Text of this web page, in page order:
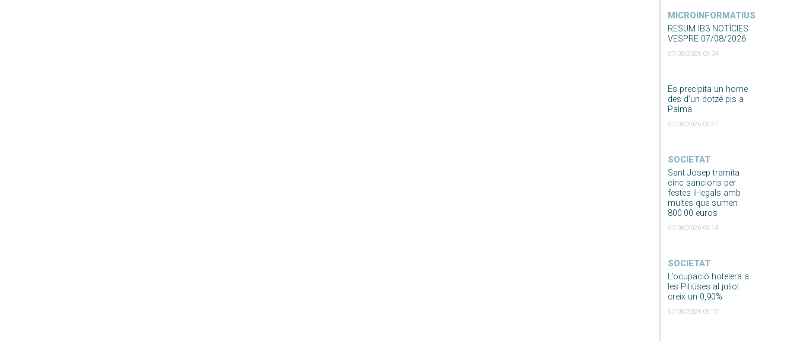
MICROINFORMATIUS
RESUM IB3 NOTÍCIES
VESPRE 07/08/2026
07/08/2026 09:34
Es precipita un home
des d’un dotzè pis a
Palma
07/08/2026 09:27
SOCIETAT
Sant Josep tramita
cinc sancions per
festes il·legals amb
multes que sumen
800.00 euros
07/08/2026 09:14
SOCIETAT
L’ocupació hotelera a
les Pitiüses al juliol
creix un 0,90%
07/08/2026 09:15